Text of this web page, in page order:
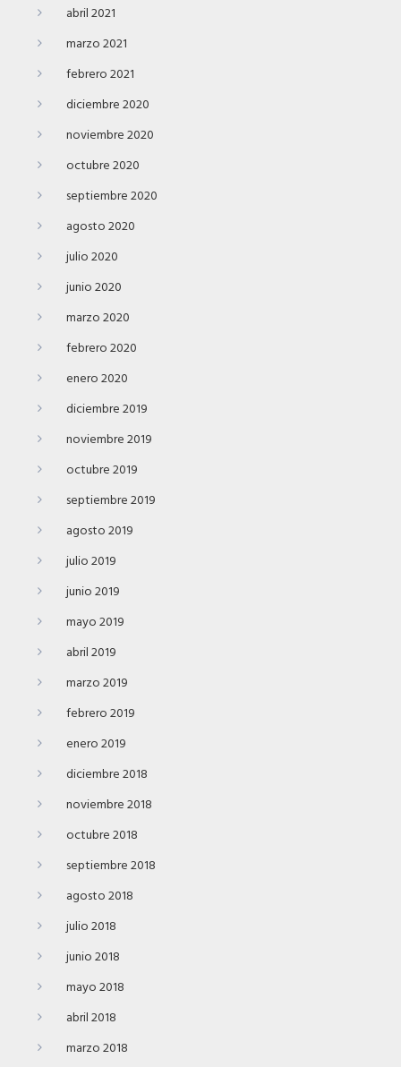
abril 2021
marzo 2021
febrero 2021
diciembre 2020
noviembre 2020
octubre 2020
septiembre 2020
agosto 2020
julio 2020
junio 2020
marzo 2020
febrero 2020
enero 2020
diciembre 2019
noviembre 2019
octubre 2019
septiembre 2019
agosto 2019
julio 2019
junio 2019
mayo 2019
abril 2019
marzo 2019
febrero 2019
enero 2019
diciembre 2018
noviembre 2018
octubre 2018
septiembre 2018
agosto 2018
julio 2018
junio 2018
mayo 2018
abril 2018
marzo 2018